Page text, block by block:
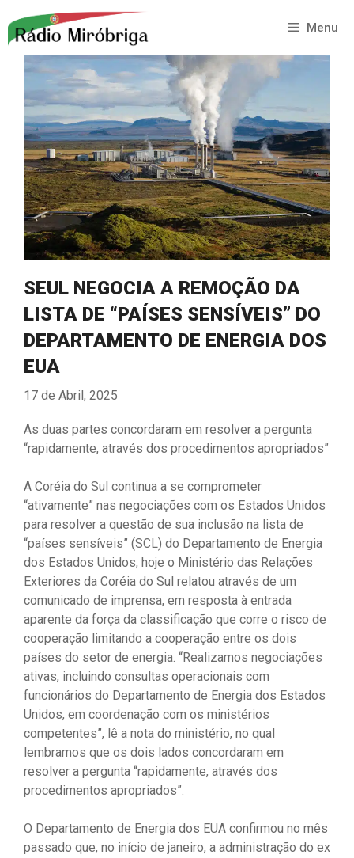
para
conteúdo
Menu
SEUL NEGOCIA A REMOÇÃO DA
LISTA DE “PAÍSES SENSÍVEIS” DO
DEPARTAMENTO DE ENERGIA DOS
EUA
17 de Abril, 2025
As duas partes concordaram em resolver a pergunta
“rapidamente, através dos procedimentos apropriados”
A Coréia do Sul continua a se comprometer
“ativamente” nas negociações com os Estados Unidos
para resolver a questão de sua inclusão na lista de
“países sensíveis” (SCL) do Departamento de Energia
dos Estados Unidos, hoje o Ministério das Relações
Exteriores da Coréia do Sul relatou através de um
comunicado de imprensa, em resposta à entrada
aparente da força da classificação que corre o risco de
cooperação limitando a cooperação entre os dois
países do setor de energia. “Realizamos negociações
ativas, incluindo consultas operacionais com
funcionários do Departamento de Energia dos Estados
Unidos, em coordenação com os ministérios
competentes”, lê a nota do ministério, no qual
lembramos que os dois lados concordaram em
resolver a pergunta “rapidamente, através dos
procedimentos apropriados”.
O Departamento de Energia dos EUA confirmou no mês
passado que, no início de janeiro, a administração do ex